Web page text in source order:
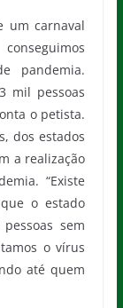
um carnaval
pandemia.
mil pessoas
o petista.
dos estados
a realização
“Existe
o estado
sem
o vírus
até quem